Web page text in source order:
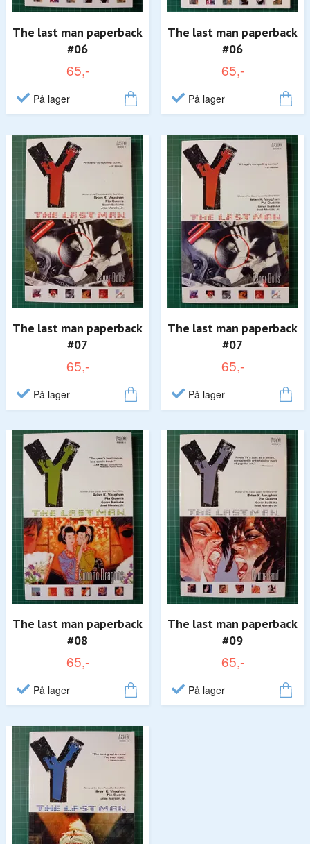
The last man paperback
#06
65,-
På lager
The last man paperback
#06
65,-
På lager
The last man paperback
#07
65,-
På lager
The last man paperback
#07
65,-
På lager
The last man paperback
#08
65,-
På lager
The last man paperback
#09
65,-
På lager